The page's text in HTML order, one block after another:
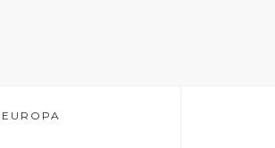
EUROPA